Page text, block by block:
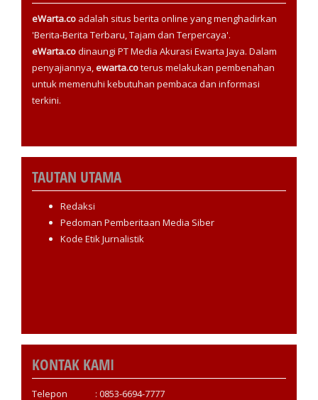
eWarta.co adalah situs berita online yang menghadirkan
'Berita-Berita Terbaru, Tajam dan Terpercaya'.
eWarta.codinaungi PT Media Akurasi Ewarta Jaya. Dalam
penyajiannya,ewarta.coterus melakukan pembenahan
untuk memenuhi kebutuhan pembaca dan informasi
terkini.
TAUTAN UTAMA
Redaksi
Pedoman Pemberitaan Media Siber
Kode Etik Jurnalistik
KONTAK KAMI
Telepon : 0853-6694-7777